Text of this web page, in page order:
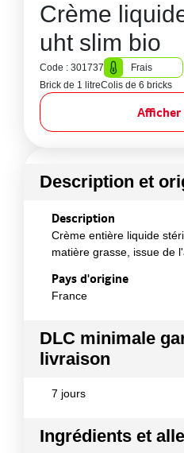
Crème
uht slim bio
Code : 301737
Frais
Brick de 1 litreColis de 6 bricks
Afficher
Description et
Description
Crème entière liquide
matière grasse, issue de
Pays d'origine
France
DLC minimale
livraison
7 jours
Ingrédients et